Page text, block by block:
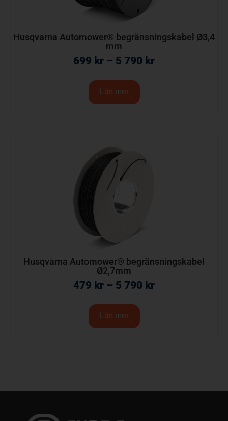
Husqvarna Automower® begränsningskabel Ø3,4
mm
699 kr – 5 790 kr
Läs mer
Husqvarna Automower® begränsningskabel
Ø2,7mm
479 kr – 5 790 kr
Läs mer